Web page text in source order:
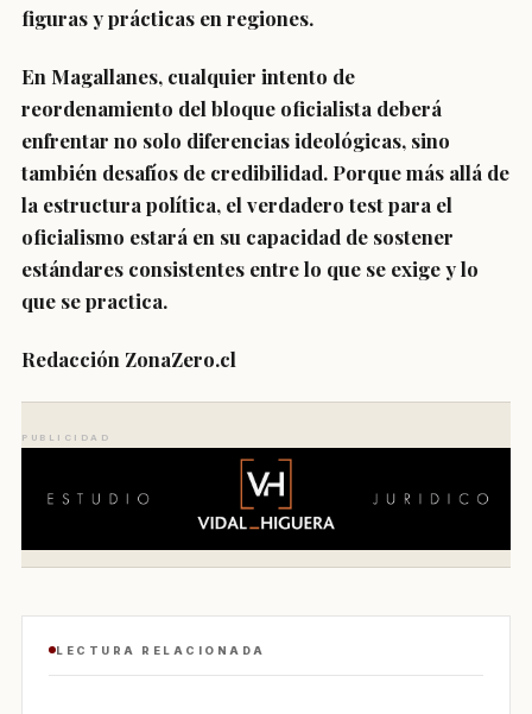
figuras y prácticas en regiones.
En Magallanes, cualquier intento de
reordenamiento del bloque oficialista deberá
enfrentar no solo diferencias ideológicas, sino
también desafíos de credibilidad. Porque más allá de
la estructura política, el verdadero test para el
oficialismo estará en su capacidad de sostener
estándares consistentes entre lo que se exige y lo
que se practica.
Redacción ZonaZero.cl
PUBLICIDAD
LECTURA RELACIONADA